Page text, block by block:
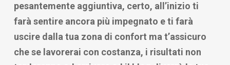
pesantemente aggiuntiva, certo, all’inizio ti
farà sentire ancora più impegnato e ti farà
uscire dalla tua zona di confort ma t’assicuro
che se lavorerai con costanza, i risultati non